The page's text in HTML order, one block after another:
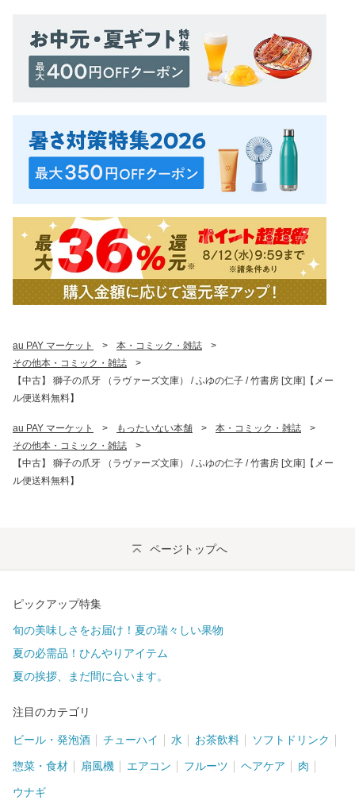
au PAY マーケット > 本・コミック・雑誌
>
その他本・コミック・雑誌
>
【中古】 獅子の爪牙 （ラヴァーズ文庫） / ふゆの仁子 / 竹書房 [文庫]【メー
ル便送料無料】
au PAY マーケット > もったいない本舗 > 本・コミック・雑誌
>
その他本・コミック・雑誌
>
【中古】 獅子の爪牙 （ラヴァーズ文庫） / ふゆの仁子 / 竹書房 [文庫]【メー
ル便送料無料】
ページトップへ
ピックアップ特集
旬の美味しさをお届け！夏の瑞々しい果物
夏の必需品！ひんやりアイテム
夏の挨拶、まだ間に合います。
注目のカテゴリ
ビール・発泡酒 チューハイ 水 お茶飲料 ソフトドリンク
惣菜・食材 扇風機 エアコン フルーツ ヘアケア 肉
ウナギ